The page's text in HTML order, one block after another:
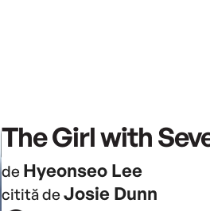
The Girl with
de Hyeonseo Lee
citită de Josie Dunn